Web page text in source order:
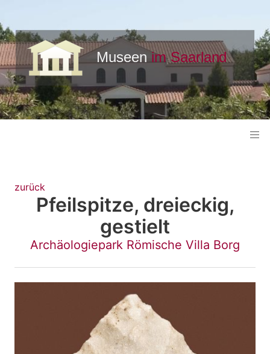
zurück
Pfeilspitze, dreieckig,
gestielt
Archäologiepark Römische Villa Borg